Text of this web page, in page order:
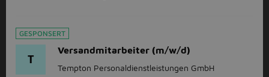
GESPONSERT
T
Versandmitarbeiter (m/w/d)
Tempton Personaldienstleistungen GmbH